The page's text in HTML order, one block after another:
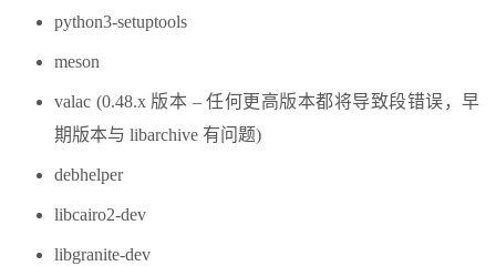
python3-setuptools
meson
valac (0.48.x 版本 – 任何更高版本都将导致段错误，早
期版本与 libarchive 有问题)
debhelper
libcairo2-dev
libgranite-dev